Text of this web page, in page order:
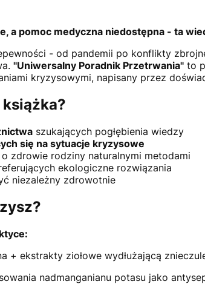
a pomoc medyczna niedostępna - ta
- od pandemii po konflikty
"Uniwersalny Poradnik Przetrwania"to
kryzysowymi, napisany przez
szukających pogłębienia wiedzy
się na sytuacje kryzysowe
zdrowie rodziny naturalnymi metodami
ekologiczne rozwiązania
niezależny zdrowotnie
+ ekstrakty ziołowe wydłużającą
nadmanganianu potasu jako